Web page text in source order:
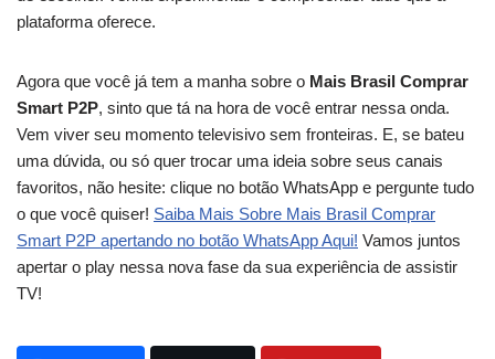
plataforma oferece.
Agora que você já tem a manha sobre o Mais Brasil Comprar
Smart P2P, sinto que tá na hora de você entrar nessa onda.
Vem viver seu momento televisivo sem fronteiras. E, se bateu
uma dúvida, ou só quer trocar uma ideia sobre seus canais
favoritos, não hesite: clique no botão WhatsApp e pergunte tudo
o que você quiser! Saiba Mais Sobre Mais Brasil Comprar
Smart P2P apertando no botão WhatsApp Aqui! Vamos juntos
apertar o play nessa nova fase da sua experiência de assistir
TV!